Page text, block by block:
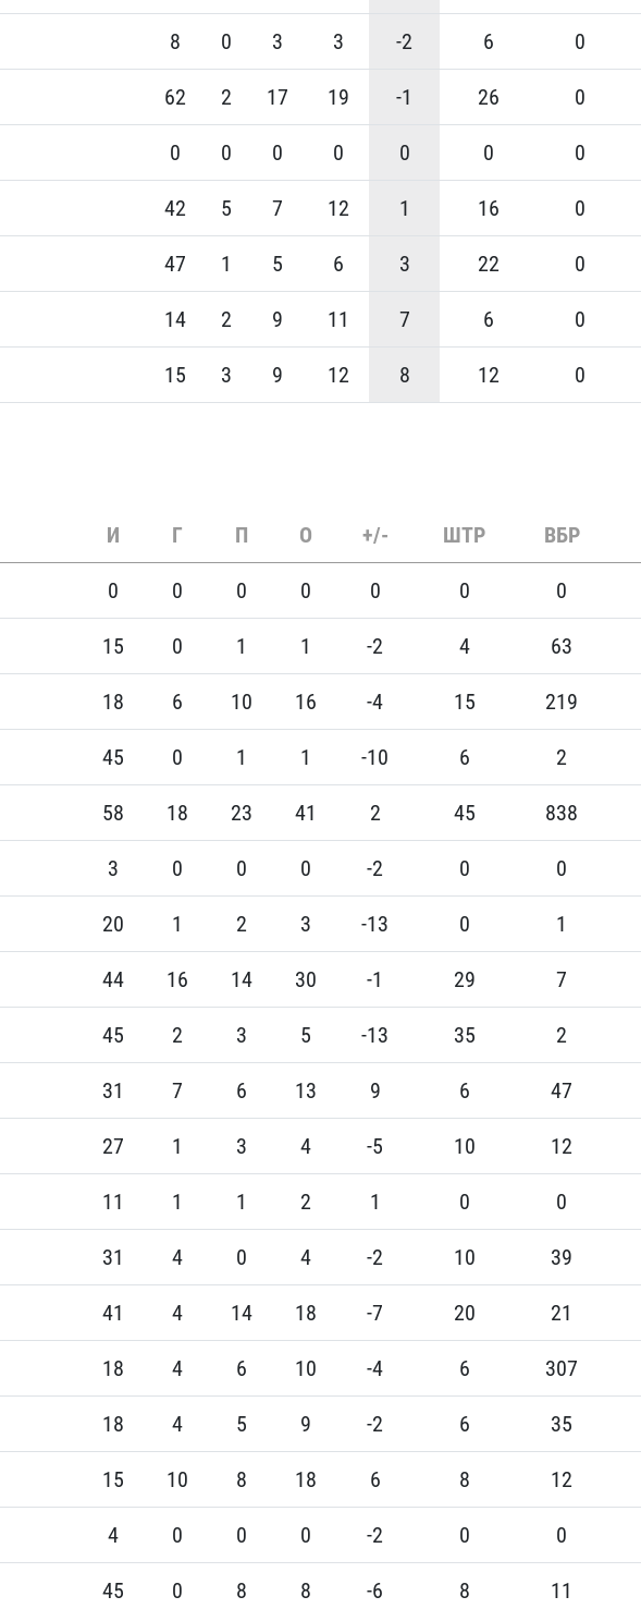
8 0 3 3 -2 6 0
62 2 17 19 -1 26 0
0 0 0 0 0 0 0
42 5 7 12 1 16 0
47 1 5 6 3 22 0
14 2 9 11 7 6 0
15 3 9 12 8 12 0
И Г П О +/- ШТР ВБР
0 0 0 0 0 0 0
15 0 1 1 -2 4 63
18 6 10 16 -4 15 219
45 0 1 1 -10 6 2
58 18 23 41 2 45 838
3 0 0 0 -2 0 0
20 1 2 3 -13 0 1
44 16 14 30 -1 29 7
45 2 3 5 -13 35 2
31 7 6 13 9 6 47
27 1 3 4 -5 10 12
11 1 1 2 1 0 0
31 4 0 4 -2 10 39
41 4 14 18 -7 20 21
18 4 6 10 -4 6 307
18 4 5 9 -2 6 35
15 10 8 18 6 8 12
4 0 0 0 -2 0 0
45 0 8 8 -6 8 11